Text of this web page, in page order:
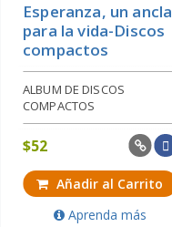
Esperanza, un ancla
para la vida-Discos
compactos
ALBUM DE DISCOS
COMPACTOS
$52
Añadir al Carrito
Aprenda más